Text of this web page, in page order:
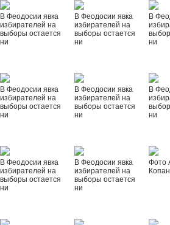
В Феодосии явка
избирателей на
выборы остается
ни
В Феодосии явка
избирателей на
выборы остается
ни
В
ни
В Феодосии явка
избирателей на
выборы остается
ни
В Феодосии явка
избирателей на
выборы остается
ни
В
ни
В Феодосии явка
избирателей на
выборы остается
ни
В Феодосии явка
избирателей на
выборы остается
ни
Фото